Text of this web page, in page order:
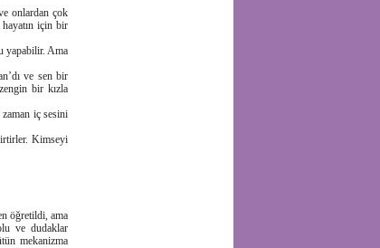
onlardan çok
için bir
yapabilir. Ama
ve sen bir
bir kızla
zaman iç sesini
Kimseyi
öğretildi, ama
ve dudaklar
mekanizma